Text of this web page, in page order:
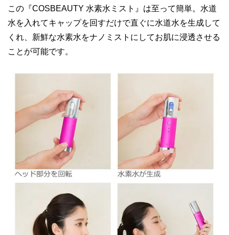
この『COSBEAUTY 水素水ミスト』は至って簡単。水道
水を入れてキャップを回すだけで直ぐに水道水を生成して
くれ、新鮮な水素水をナノミストにしてお肌に浸透させる
ことが可能です。